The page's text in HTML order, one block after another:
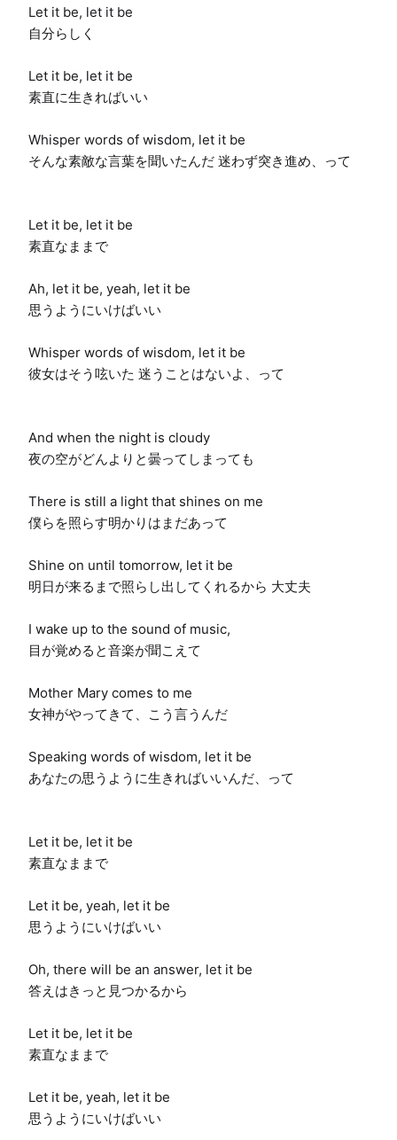
Let it be, let it be
自分らしく
Let it be, let it be
素直に生きればいい
Whisper words of wisdom, let it be
そんな素敵な言葉を聞いたんだ 迷わず突き進め、って
Let it be, let it be
素直なままで
Ah, let it be, yeah, let it be
思うようにいけばいい
Whisper words of wisdom, let it be
彼女はそう呟いた 迷うことはないよ、って
And when the night is cloudy
夜の空がどんよりと曇ってしまっても
There is still a light that shines on me
僕らを照らす明かりはまだあって
Shine on until tomorrow, let it be
明日が来るまで照らし出してくれるから 大丈夫
I wake up to the sound of music,
目が覚めると音楽が聞こえて
Mother Mary comes to me
女神がやってきて、こう言うんだ
Speaking words of wisdom, let it be
あなたの思うように生きればいいんだ、って
Let it be, let it be
素直なままで
Let it be, yeah, let it be
思うようにいけばいい
Oh, there will be an answer, let it be
答えはきっと見つかるから
Let it be, let it be
素直なままで
Let it be, yeah, let it be
思うようにいけばいい